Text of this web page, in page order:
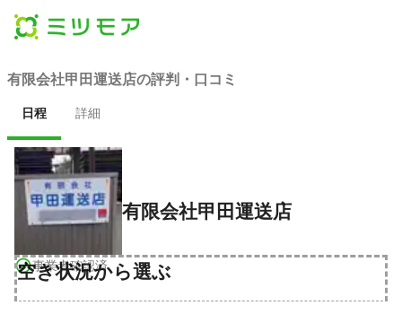
有限会社甲田運送店の評判・口コミ
日程 詳細
事業者確認済
有限会社甲田運送店
空き状況から選ぶ